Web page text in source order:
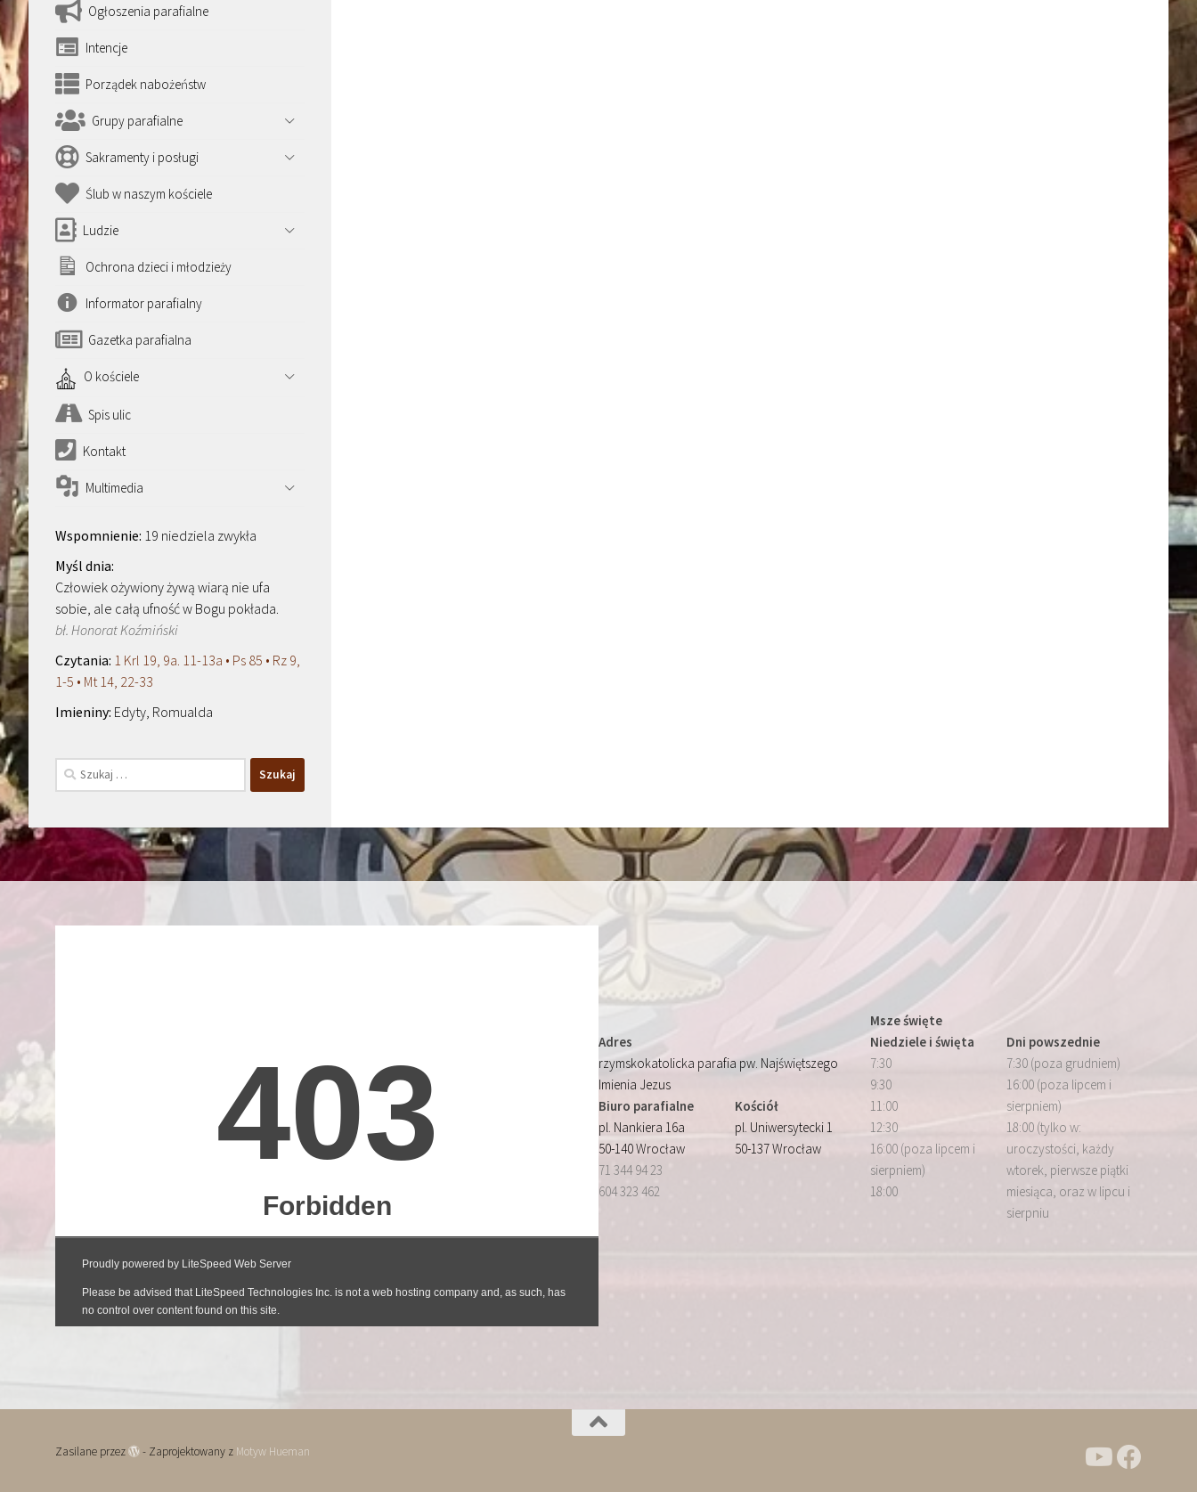
Ogłoszenia parafialne
Intencje
Porządek nabożeństw
Grupy parafialne
Sakramenty i posługi
Ślub w naszym kościele
Ludzie
Ochrona dzieci i młodzieży
Informator parafialny
Gazetka parafialna
O kościele
Spis ulic
Kontakt
Multimedia
19 niedziela zwykła
Człowiek ożywiony żywą wiarą nie ufa
sobie, ale całą ufność w Bogu pokłada.
bł. Honorat Koźmiński
1 Krl 19, 9a. 11-13a • Ps 85 • Rz 9,
1-5 • Mt 14, 22-33
Edyty, Romualda
Szukaj:
Adres
rzymskokatolicka parafia pw. Najświętszego
Imienia Jezus
Biuro parafialne
pl. Nankiera 16a
50-140 Wrocław
71 344 94 23
604 323 462
Kościół
pl. Uniwersytecki 1
50-137 Wrocław
Msze święte
Niedziele i święta
7:30
9:30
11:00
12:30
16:00 (poza lipcem i
sierpniem)
18:00
Dni powszednie
7:30 (poza grudniem)
16:00 (poza lipcem i
sierpniem)
18:00 (tylko w:
uroczystości, każdy
wtorek, pierwsze piątki
miesiąca, oraz w lipcu i
sierpniu
Zasilane przez - Zaprojektowany z Motyw Hueman